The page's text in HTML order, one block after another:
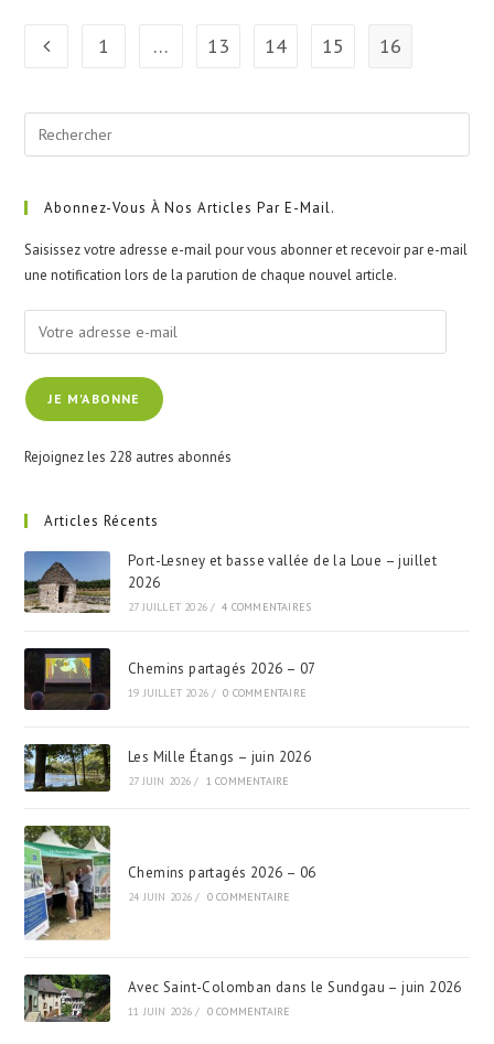
Go to the previous page
1 … 13 14 15 16
Abonnez-Vous À Nos Articles Par E-Mail.
Saisissez votre adresse e-mail pour vous abonner et recevoir par e-mail
une notification lors de la parution de chaque nouvel article.
Votre
adresse
e-
mailJE M'ABONNE
Rejoignez les 228 autres abonnés
Articles Récents
Port-Lesney et basse vallée de la Loue – juillet
2026
27 JUILLET 2026 / 4 COMMENTAIRES
Chemins partagés 2026 – 07
19 JUILLET 2026 / 0 COMMENTAIRE
Les Mille Étangs – juin 2026
27 JUIN 2026 / 1 COMMENTAIRE
Chemins partagés 2026 – 06
24 JUIN 2026 / 0 COMMENTAIRE
Avec Saint-Colomban dans le Sundgau – juin 2026
11 JUIN 2026 / 0 COMMENTAIRE